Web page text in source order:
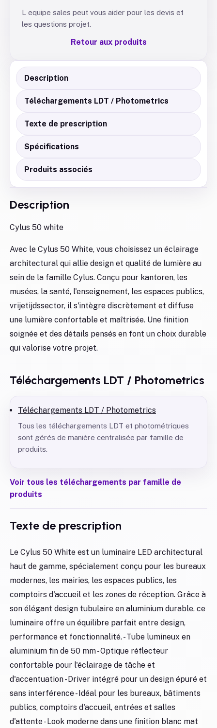
L equipe sales peut vous aider pour les devis et
les questions projet.
Retour aux produits
Description
Téléchargements LDT / Photometrics
Texte de prescription
Spécifications
Produits associés
Description
Cylus 50 white
Avec le Cylus 50 White, vous choisissez un éclairage
architectural qui allie design et qualité de lumière au
sein de la famille Cylus. Conçu pour kantoren, les
musées, la santé, l'enseignement, les espaces publics,
vrijetijdssector, il s'intègre discrètement et diffuse
une lumière confortable et maîtrisée. Une finition
soignée et des détails pensés en font un choix durable
qui valorise votre projet.
Téléchargements LDT / Photometrics
Téléchargements LDT / Photometrics
Tous les téléchargements LDT et photométriques
sont gérés de manière centralisée par famille de
produits.
Voir tous les téléchargements par famille de
produits
Texte de prescription
Le Cylus 50 White est un luminaire LED architectural
haut de gamme, spécialement conçu pour les bureaux
modernes, les mairies, les espaces publics, les
comptoirs d'accueil et les zones de réception. Grâce à
son élégant design tubulaire en aluminium durable, ce
luminaire offre un équilibre parfait entre design,
performance et fonctionnalité. - Tube lumineux en
aluminium fin de 50 mm - Optique réflecteur
confortable pour l'éclairage de tâche et
d'accentuation - Driver intégré pour un design épuré et
sans interférence - Idéal pour les bureaux, bâtiments
publics, comptoirs d'accueil, entrées et salles
d'attente - Look moderne dans une finition blanc mat